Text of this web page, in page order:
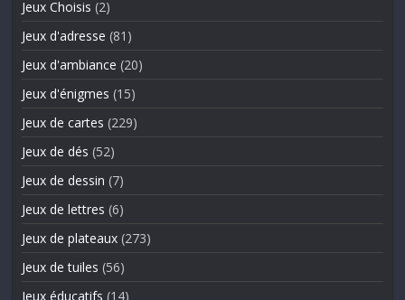
Jeux Choisis (2)
Jeux d'adresse (81)
Jeux d'ambiance (20)
Jeux d'énigmes (15)
Jeux de cartes (229)
Jeux de dés (52)
Jeux de dessin (7)
Jeux de lettres (6)
Jeux de plateaux (273)
Jeux de tuiles (56)
Jeux éducatifs (14)